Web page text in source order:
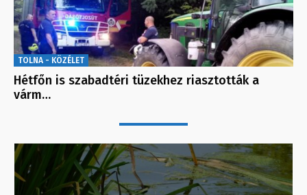
TOLNA - KÖZÉLET
Hétfőn is szabadtéri tüzekhez riasztották a
várm…